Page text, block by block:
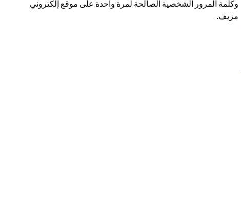
وكلمة المرور الشخصية الصالحة لمرة واحدة على موقع إلكتروني
مزيف.